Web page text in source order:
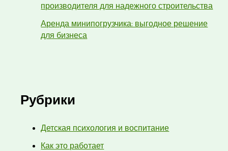
производителя для надежного строительства
Аренда минипогрузчика: выгодное решение
для бизнеса
Рубрики
Детская психология и воспитание
Как это работает